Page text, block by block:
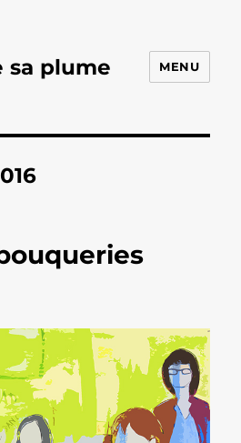
sa plume MENU